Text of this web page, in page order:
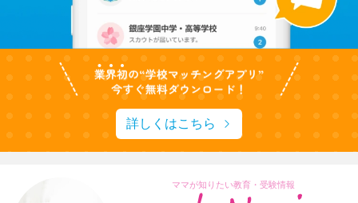
詳しくはこちら
ママが知りたい教育・受験情報